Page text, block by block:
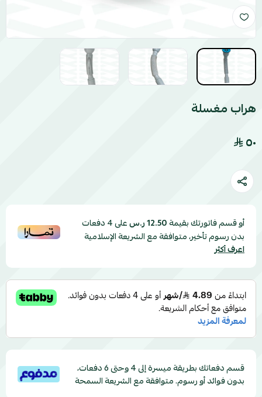
هراب مغسلة
٥٠
أو قسم فاتورتك بقيمة12.50 ر.س على4دفعات
بدون رسوم تأخير، متوافقة مع الشريعة الإسلامية
اعرف أكثر
قسم دفعاتك بطريقة ميسرة إلى 4 وحتى 6 دفعات،
بدون فوائد أو رسوم. متوافقة مع الشريعة السمحة